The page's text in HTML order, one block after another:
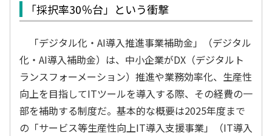
「採択率30％台」という衝撃
「デジタル化・AI導入推進事業補助金」（デジタル
化・AI導入補助金）は、中小企業がDX（デジタルト
ランスフォーメーション）推進や業務効率化、生産性
向上を目指してITツールを導入する際、その経費の一
部を補助する制度だ。基本的な概要は2025年度まで
の「サービス等生産性向上IT導入支援事業」（IT導入